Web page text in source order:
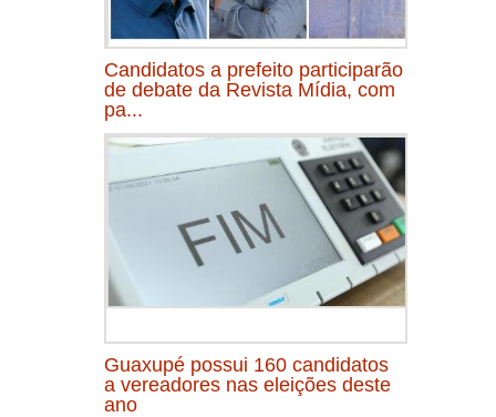
Candidatos a prefeito participarão
de debate da Revista Mídia, com
pa...
Guaxupé possui 160 candidatos
a vereadores nas eleições deste
ano